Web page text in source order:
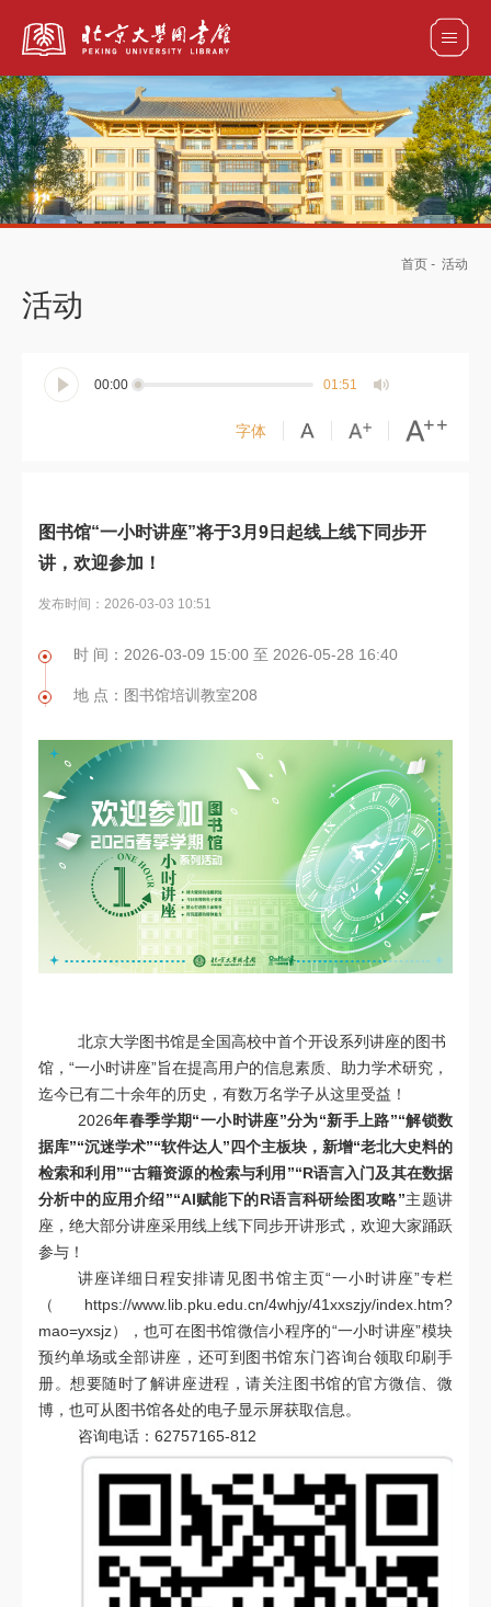
全部资源
首页 - 活动
活动
00:00 01:51
字体
图书馆“一小时讲座”将于3月9日起线上线下同步开
讲，欢迎参加！
发布时间：2026-03-03 10:51
时 间：2026-03-09 15:00 至 2026-05-28 16:40
地 点：图书馆培训教室208
北京大学图书馆是全国高校中首个开设系列讲座的图书
馆， “一小时讲座”旨在提高用户的信息素质、助力学术研究，
迄今已有二十余年的历史，有数万名学子从这里受益！
2026年春季学期“一小时讲座”分为“新手上路”“解锁数
据库”“沉迷学术”“软件达人”四个主板块，新增“老北大史料的
检索和利用”“古籍资源的检索与利用”“R语言入门及其在数据
分析中的应用介绍”“AI赋能下的R语言科研绘图攻略”主题讲
座，绝大部分讲座采用线上线下同步开讲形式，欢迎大家踊跃
参与！
讲座详细日程安排请见图书馆主页“一小时讲座”专栏
（ https://www.lib.pku.edu.cn/4whjy/41xxszjy/index.htm?
mao=yxsjz），也可在图书馆微信小程序的“一小时讲座”模块
预约单场或全部讲座，还可到图书馆东门咨询台领取印刷手
册。想要随时了解讲座进程，请关注图书馆的官方微信、微
博，也可从图书馆各处的电子显示屏获取信息。
咨询电话： 62757165-812